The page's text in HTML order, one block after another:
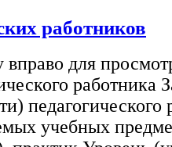
работников
вправо для
работника
педагогического
учебных